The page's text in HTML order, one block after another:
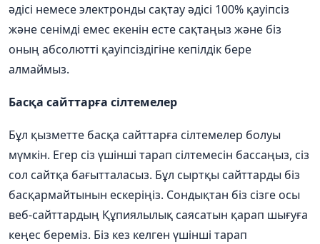
әдісі немесе электронды сақтау әдісі 100% қауіпсіз
және сенімді емес екенін есте сақтаңыз және біз
оның абсолютті қауіпсіздігіне кепілдік бере
алмаймыз.
Басқа сайттарға сілтемелер
Бұл қызметте басқа сайттарға сілтемелер болуы
мүмкін. Егер сіз үшінші тарап сілтемесін бассаңыз, сіз
сол сайтқа бағытталасыз. Бұл сыртқы сайттарды біз
басқармайтынын ескеріңіз. Сондықтан біз сізге осы
веб-сайттардың Құпиялылық саясатын қарап шығуға
кеңес береміз. Біз кез келген үшінші тарап